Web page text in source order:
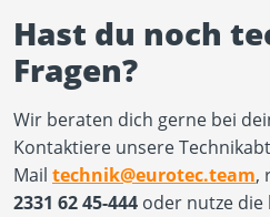
Hast du noch
Fragen?
Wir beraten dich gerne bei
Kontaktiere unsere
Mail technik@eurotec.team,
2331 62 45-444 oder nutze die